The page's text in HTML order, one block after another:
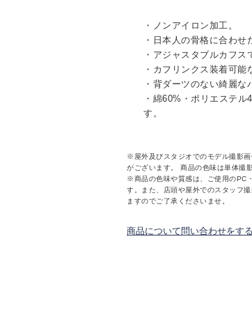
・ノンアイロン加工。
・日本人の骨格に合わせ
・アジャスタブルカフス
・カフリンクス装着可能
・背ダーツのない綺麗な
・綿60%・ポリエステ
す。
※屋外及びスタジオでのモデル撮影
がございます。 商品の色味は単体撮
※商品の色味や質感は、ご使用のPC
す。また、店頭や屋外でのスタッフ
ますのでご了承くださいませ。
商品について問い合わせをする